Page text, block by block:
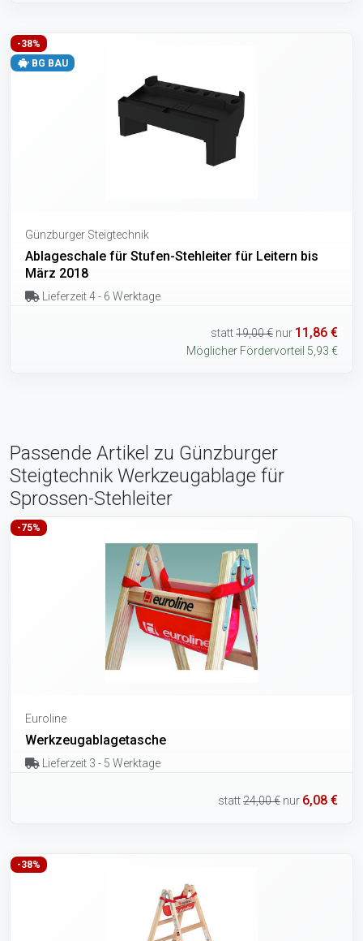
-38%
BG BAU
Günzburger Steigtechnik
Ablageschale für Stufen-Stehleiter für Leitern bis
März 2018
Lieferzeit 4 - 6 Werktage
statt19,00 € nur 11,86 €
Möglicher Fördervorteil 5,93 €
Passende Artikel zu Günzburger
Steigtechnik Werkzeugablage für
Sprossen-Stehleiter
-75%
Euroline
Werkzeugablagetasche
Lieferzeit 3 - 5 Werktage
statt24,00 € nur 6,08 €
-38%